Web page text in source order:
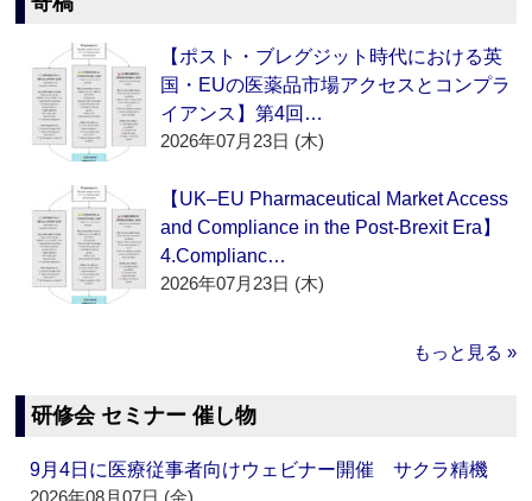
【ポスト・ブレグジット時代における英
国・EUの医薬品市場アクセスとコンプラ
イアンス】第4回…
2026年07月23日 (木)
【UK–EU Pharmaceutical Market Access
and Compliance in the Post-Brexit Era】
4.Complianc…
2026年07月23日 (木)
もっと見る »
研修会 セミナー 催し物
9月4日に医療従事者向けウェビナー開催 サクラ精機